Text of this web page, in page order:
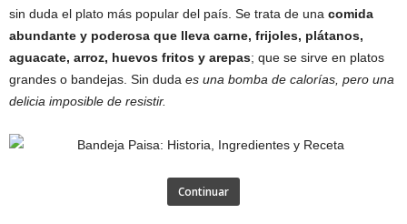
sin duda el plato más popular del país. Se trata de una comida
abundante y poderosa que lleva carne, frijoles, plátanos,
aguacate, arroz, huevos fritos y arepas; que se sirve en platos
grandes o bandejas. Sin duda es una bomba de calorías, pero una
delicia imposible de resistir.
Continuar